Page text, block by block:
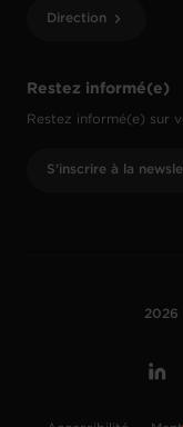
Restez informé(e)
Restez informé(e) sur
S'inscrire à la
Direction
2026